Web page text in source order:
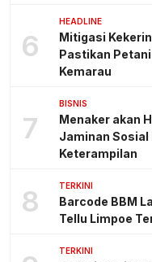
6
HEADLINE
Mitigasi
Pastikan
Kemarau
7
BISNIS
Menaker akan
Jaminan Sosial
Keterampilan
8 TERKINI
Barcode BBM
Tellu Limpoe
TERKINI